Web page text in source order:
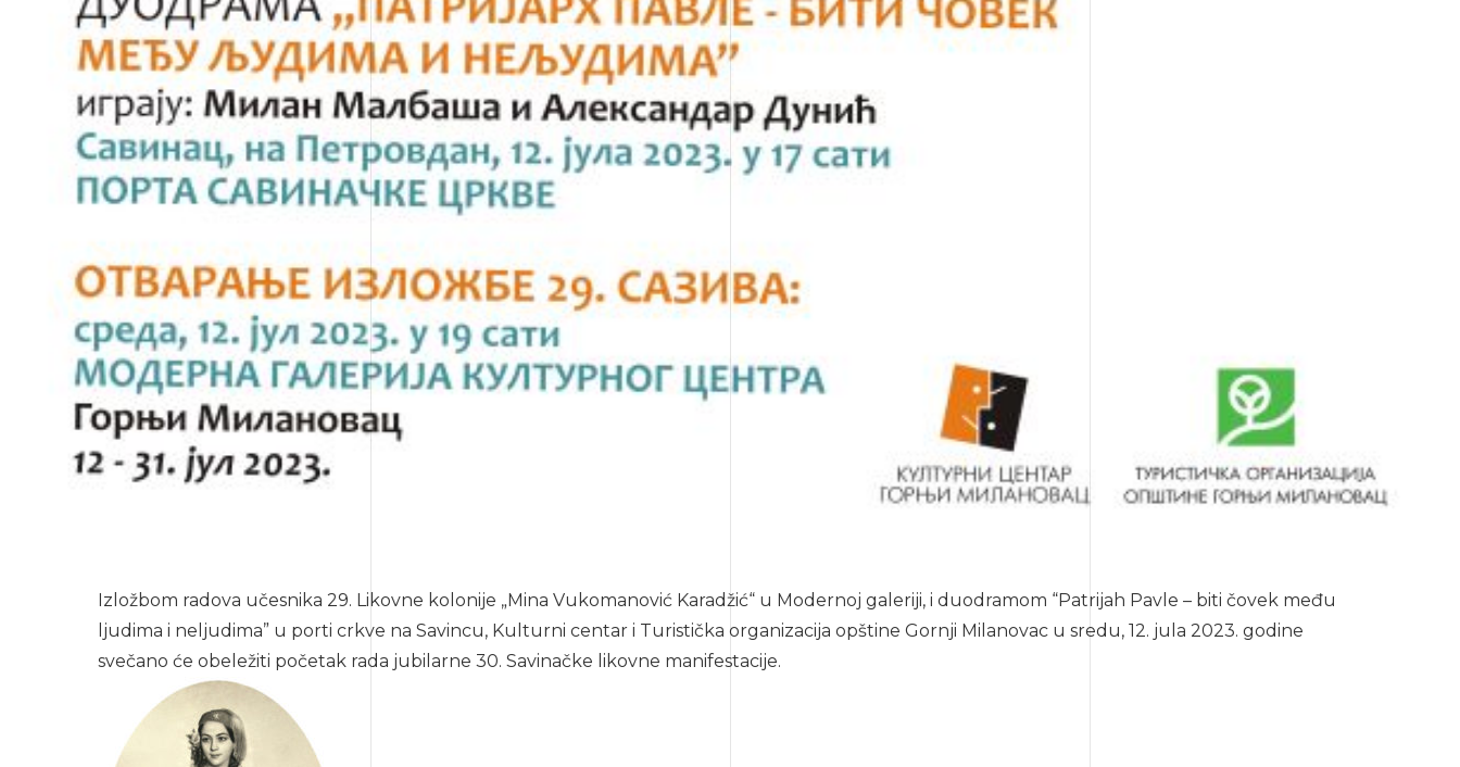
Izložbom radova učesnika 29. Likovne kolonije „Mina Vukomanović Karadžić“ u Modernoj galeriji, i duodramom “Patrijah Pavle – biti čovek među
ljudima i neljudima” u porti crkve na Savincu, Kulturni centar i Turistička organizacija opštine Gornji Milanovac u sredu, 12. jula 2023. godine
svečano će obeležiti početak rada jubilarne 30. Savinačke likovne manifestacije.